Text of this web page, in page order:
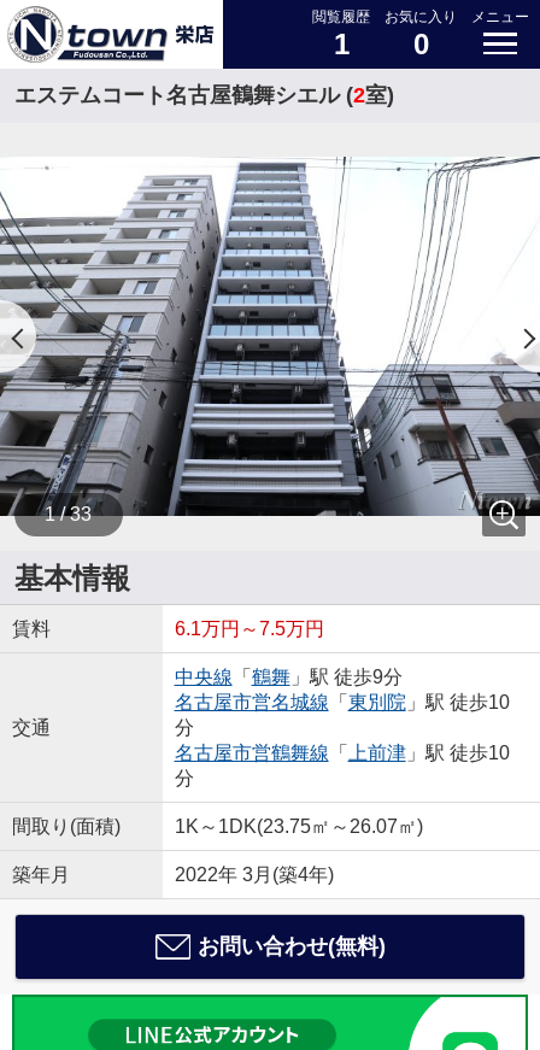
閲覧履歴
1
お気に入り
0
メニュー
エステムコート名古屋鶴舞シエル (2室)
1 / 33
基本情報
賃料 6.1万円～7.5万円
交通
中央線 「 鶴舞」駅 徒歩9分
名古屋市営名城線 「 東別院 」駅 徒歩10
分
名古屋市営鶴舞線 「 上前津」駅 徒歩10
分
間取り(面積) 1K～1DK(23.75㎡～26.07㎡)
築年月 2022年 3月(築4年)
お問い合わせ(無料)